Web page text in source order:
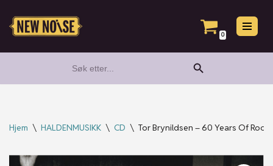
Hopp
0
for:
Search Button
Hjem \ HALDENMUSIKK \ CD \ Tor Brynildsen – 60 Years Of